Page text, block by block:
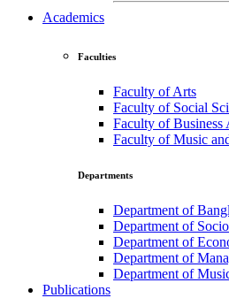
Academics
Faculties
Faculty of Arts
Faculty of Social
Faculty of Business
Faculty of Music
Departments
Department of
Department of
Department of
Department of
Department of
Publications